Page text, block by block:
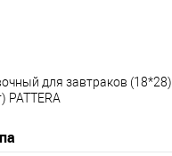
для завтраков (18*28)
PATTERA